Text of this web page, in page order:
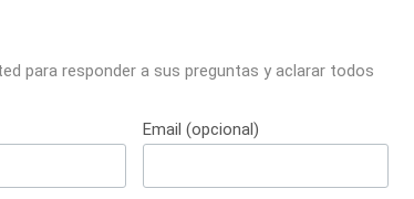
para responder a sus preguntas y aclarar todos
Email (opcional)